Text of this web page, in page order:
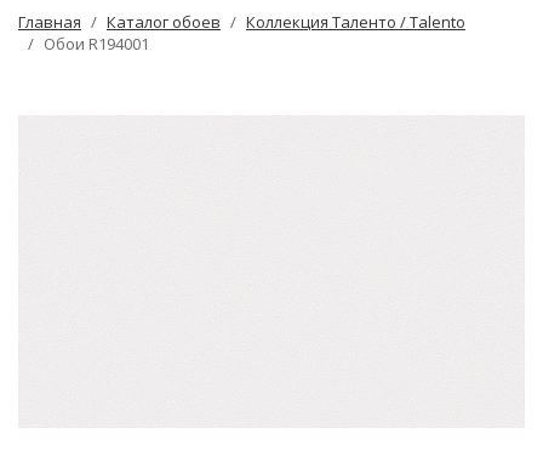
Главная Каталог обоев
Коллекция Таленто / Talento
Обои R194001